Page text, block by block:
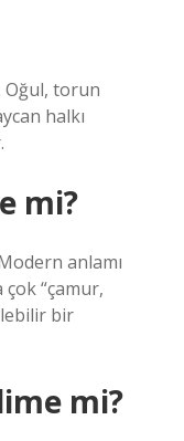
Oğul, torun
halkı
mi?
anlamı
“çamur,
bir
mi?